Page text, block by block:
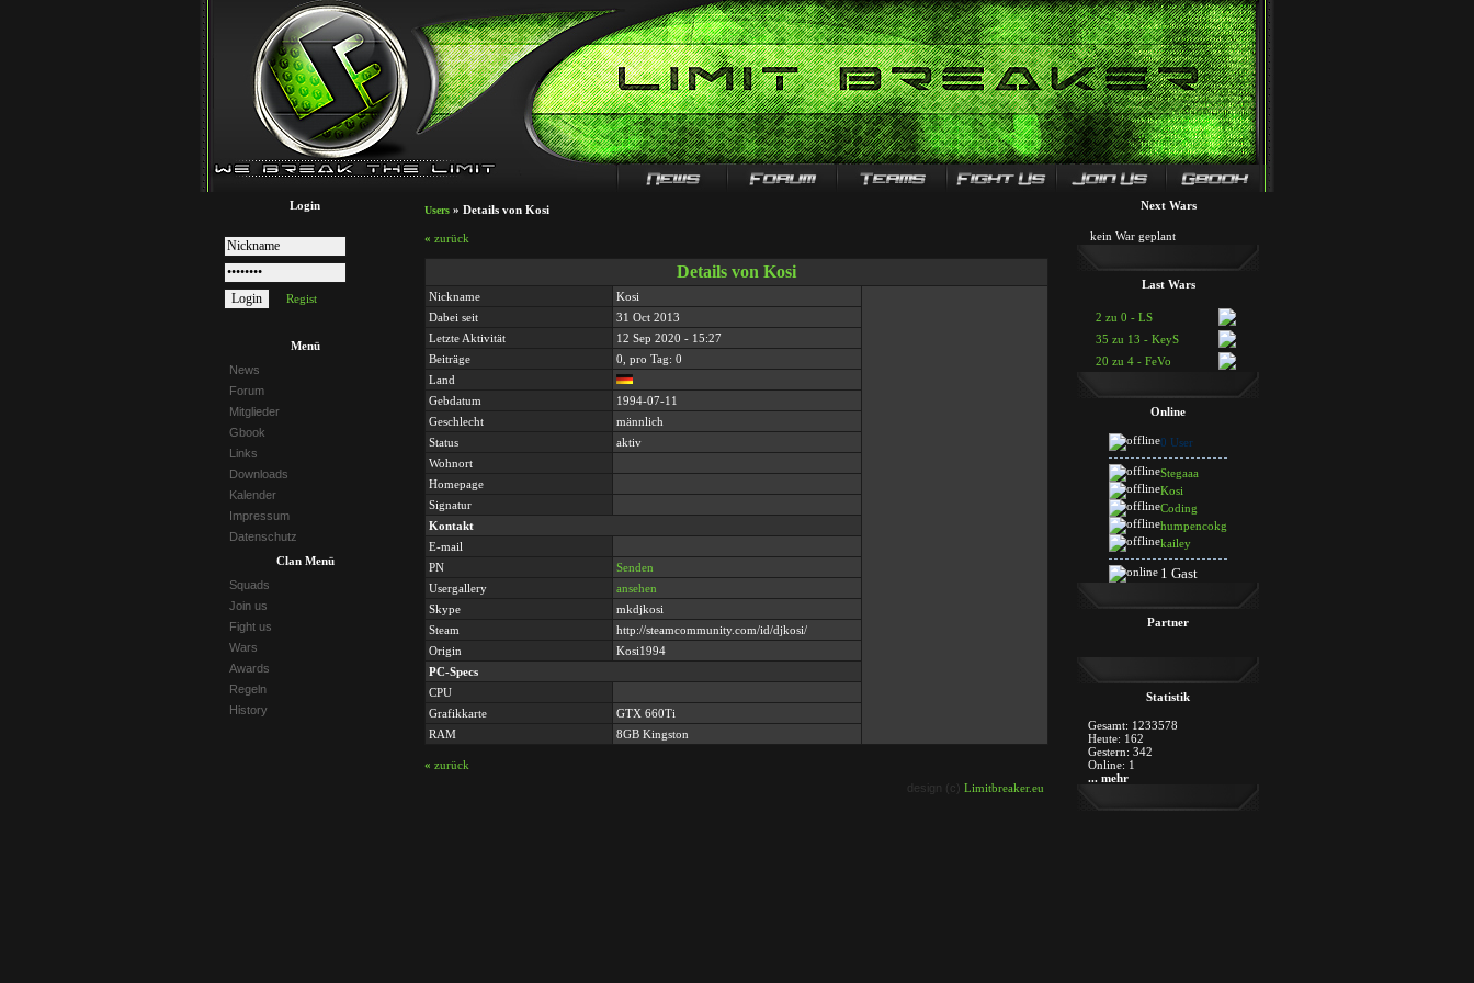
Login
Regist
Menü
News
Forum
Mitglieder
Gbook
Links
Downloads
Kalender
Impressum
Datenschutz
Clan Menü
Squads
Join us
Fight us
Wars
Awards
Regeln
History
Users » Details von Kosi
« zurück
Details von Kosi
Nickname
Kosi
Dabei seit
31 Oct 2013
Letzte Aktivität
12 Sep 2020 - 15:27
Beiträge
0, pro Tag: 0
Land
Gebdatum
1994-07-11
Geschlecht
männlich
Status
aktiv
Wohnort
Homepage
Signatur
Kontakt
E-mail
PN
Senden
Usergallery
ansehen
Skype
mkdjkosi
Steam
http://steamcommunity.com/id/djkosi/
Origin
Kosi1994
PC-Specs
CPU
Grafikkarte
GTX 660Ti
RAM
8GB Kingston
« zurück
design (c) Limitbreaker.eu
Next Wars
kein War geplant
Last Wars
2 zu 0 - LS
35 zu 13 - KeyS
20 zu 4 - FeVo
Online
0 User
Stegaaa
Kosi
Coding
humpencokg
kailey
1 Gast
Partner
Statistik
Gesamt: 1233578
Heute: 162
Gestern: 342
Online: 1
... mehr